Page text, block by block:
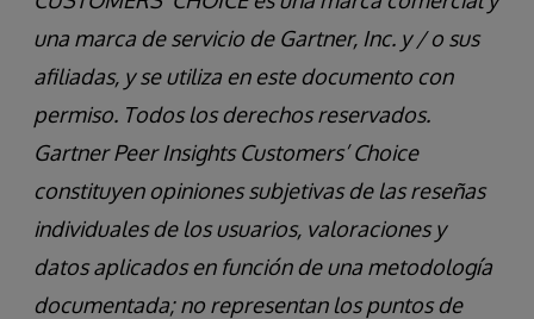
una marca de servicio de Gartner, Inc. y / o sus
afiliadas, y se utiliza en este documento con
permiso. Todos los derechos reservados.
Gartner Peer Insights Customers’ Choice
constituyen opiniones subjetivas de las reseñas
individuales de los usuarios, valoraciones y
datos aplicados en función de una metodología
documentada; no representan los puntos de